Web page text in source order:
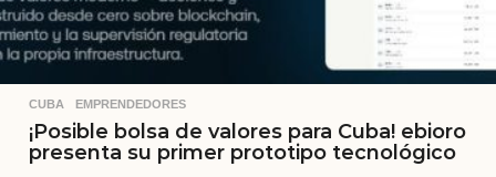
CUBA ,EMPRENDEDORES
¡Posible bolsa de valores para Cuba! ebioro
presenta su primer prototipo tecnológico